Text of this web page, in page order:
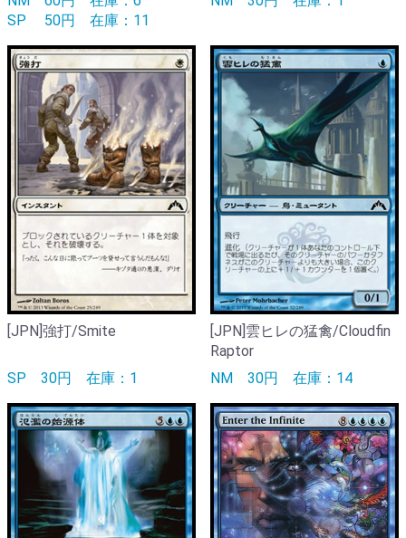
SP
50円 在庫：11
[JPN]強打/Smite
SP 30円 在庫：1
[JPN]雲ヒレの猛禽/Cloudfin
Raptor
NM 30円 在庫：14